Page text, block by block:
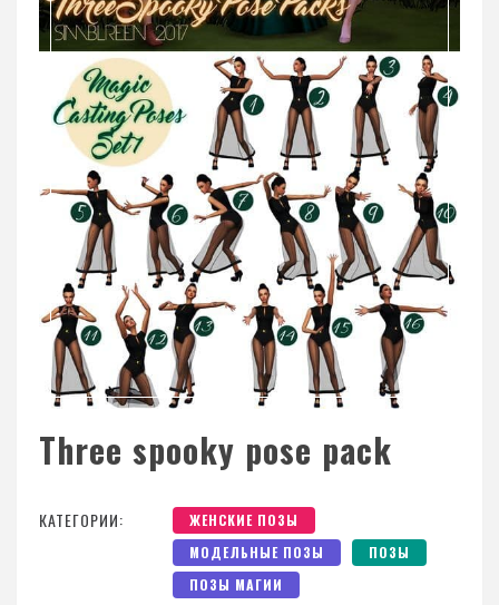
Three spooky pose pack
КАТЕГОРИИ:
ЖЕНСКИЕ ПОЗЫ
МОДЕЛЬНЫЕ ПОЗЫ
ПОЗЫ
ПОЗЫ МАГИИ